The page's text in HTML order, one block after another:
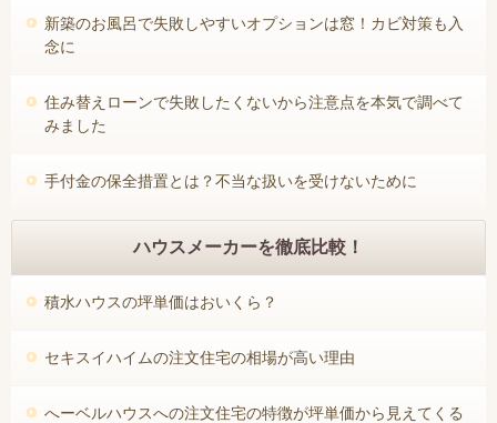
新築のお風呂で失敗しやすいオプションは窓！カビ対策も入
念に
住み替えローンで失敗したくないから注意点を本気で調べて
みました
手付金の保全措置とは？不当な扱いを受けないために
ハウスメーカーを徹底比較！
積水ハウスの坪単価はおいくら？
セキスイハイムの注文住宅の相場が高い理由
へーベルハウスへの注文住宅の特徴が坪単価から見えてくる